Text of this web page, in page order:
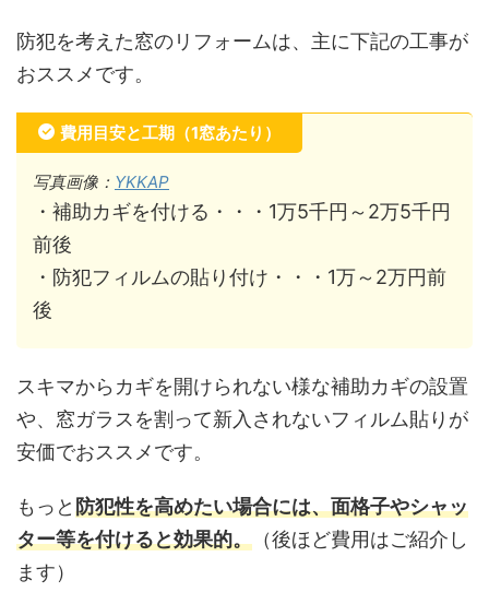
防犯を考えた窓のリフォームは、主に下記の工事が
おススメです。
費用目安と工期（1窓あたり）
写真画像： YKKAP
・補助カギを付ける・・・1万5千円～2万5千円
前後
・防犯フィルムの貼り付け・・・1万～2万円前
後
スキマからカギを開けられない様な補助カギの設置
や、窓ガラスを割って新入されないフィルム貼りが
安価でおススメです。
もっと防犯性を高めたい場合には、面格子やシャッ
ター等を付けると効果的。 （後ほど費用はご紹介し
ます）